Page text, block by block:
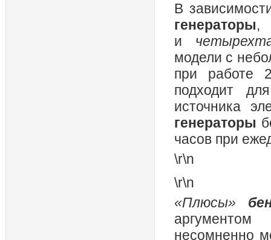
В
генераторы,
и
модели с
при работе
подходит
источника
генераторы
часов при
\r\n
\r\n
«Плюсы»
несомненно